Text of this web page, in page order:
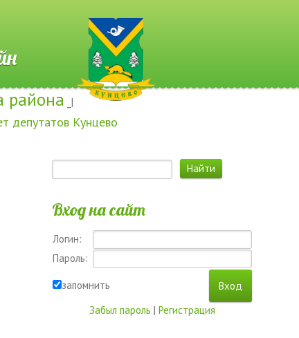
района _|
депутатов Кунцево
Вход на сайт
Логин:
Пароль:
запомнить
Забыл пароль | Регистрация